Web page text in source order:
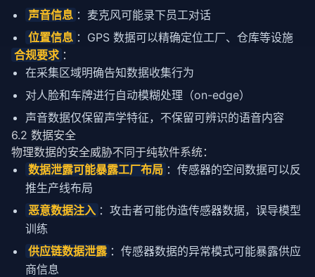
声音信息 ：麦克风可能录下员工对话
位置信息 ：GPS 数据可以精确定位工厂、仓库等设施
合规要求 ：
在采集区域明确告知数据收集行为
对人脸和车牌进行自动模糊处理（on-edge）
声音数据仅保留声学特征，不保留可辨识的语音内容
6.2 数据安全
物理数据的安全威胁不同于纯软件系统：
数据泄露可能暴露工厂布局 ：传感器的空间数据可以反
推生产线布局
恶意数据注入 ：攻击者可能伪造传感器数据，误导模型
训练
供应链数据泄露 ：传感器数据的异常模式可能暴露供应
商信息